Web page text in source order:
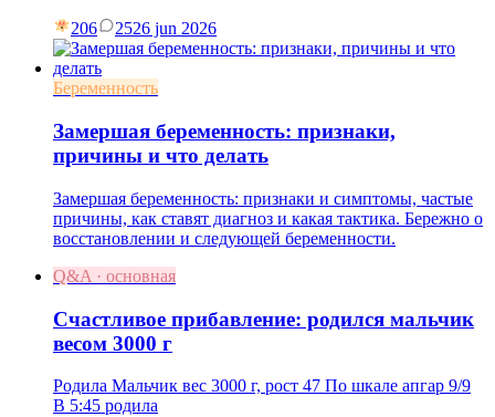
206 2526 jun 2026
Беременность
Замершая беременность: признаки,
причины и что делать
Замершая беременность: признаки и симптомы, частые
причины, как ставят диагноз и какая тактика. Бережно о
восстановлении и следующей беременности.
Q&A · основная
Счастливое прибавление: родился мальчик
весом 3000 г
Родила Мальчик вес 3000 г, рост 47 По шкале апгар 9/9
В 5:45 родила